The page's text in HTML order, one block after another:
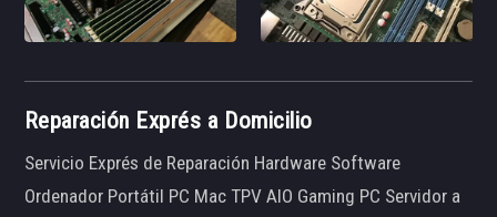
Reparación Exprés a Domicilio
Servicio Exprés de Reparación Hardware Software
Ordenador Portátil PC Mac TPV AIO Gaming PC Servidor a